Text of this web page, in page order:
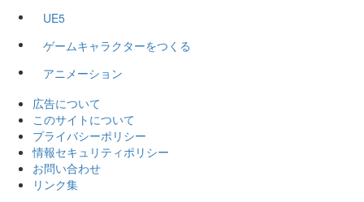
UE5
ゲームキャラクターをつくる
アニメーション
広告について
このサイトについて
プライバシーポリシー
情報セキュリティポリシー
お問い合わせ
リンク集